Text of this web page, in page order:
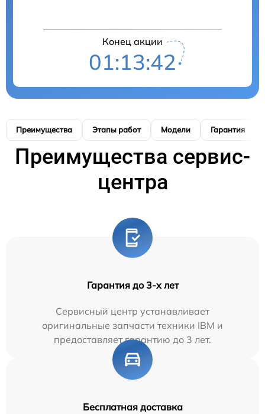
Конец акции
01:13:42
Преимущества Этапы работ Модели Гарантия
Преимущества сервис-
центра
Гарантия до 3-х лет
Сервисный центр устанавливает
оригинальные запчасти техники IBM и
предоставляет гарантию до 3 лет.
Бесплатная доставка